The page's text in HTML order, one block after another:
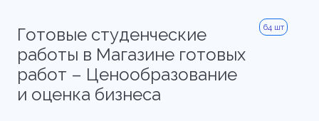
Готовые студенческие
работы в Магазине готовых
работ – Ценообразование
и оценка бизнеса
64 шт